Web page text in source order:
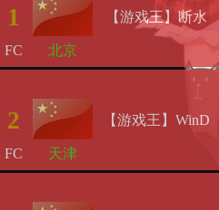
【游戏王】断水
1
FC 北京
【游戏王】WinD
2
FC 天津